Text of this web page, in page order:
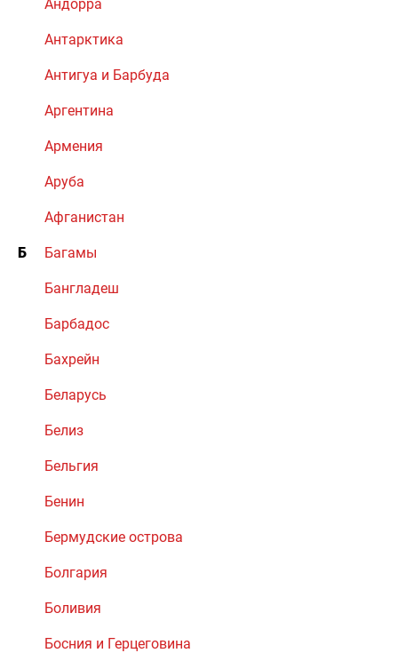
Андорра
Антарктика
Антигуа и Барбуда
Аргентина
Армения
Аруба
Афганистан
Б Багамы
Бангладеш
Барбадос
Бахрейн
Беларусь
Белиз
Бельгия
Бенин
Бермудские острова
Болгария
Боливия
Босния и Герцеговина